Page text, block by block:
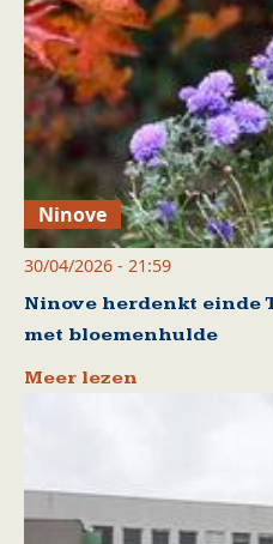
Ninove
30/04/2026 - 21:59
Ninove herdenkt einde
met bloemenhulde
Meer lezen